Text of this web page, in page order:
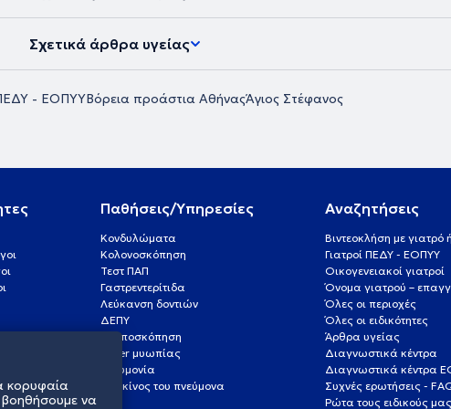
Σχετικά άρθρα υγείας
- ΕΟΠΥΥΒόρεια προάστια ΑθήναςΆγιος Στέφανος
Παθήσεις/Υπηρεσίες
Κονδυλώματα
Κολονοσκόπηση
Τεστ ΠΑΠ
Γαστρεντερίτιδα
Λεύκανση δοντιών
ΔΕΠΥ
Κολποσκόπηση
Laser μυωπίας
Πνευμονία
Καρκίνος του πνεύμονα
Αναζητήσεις
Βιντεοκλήση με
Γιατροί ΠΕΔΥ - ΕΟΠΥΥ
Οικογενειακοί γιατροί
Όνομα γιατρού –
Όλες οι περιοχές
Όλες οι ειδικότητες
Άρθρα υγείας
Διαγνωστικά κέντρα
Διαγνωστικά κέντρα
Συχνές ερωτήσεις -
Ρώτα τους ειδικούς
κορυφαία
να